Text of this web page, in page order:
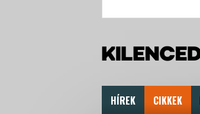
HÍREK CIKKEK